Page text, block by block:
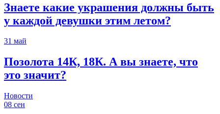
Знаете какие украшения должны быть
у каждой девушки этим летом?
31 май
Позолота 14К, 18К. А вы знаете, что
это значит?
Новости
08 сен